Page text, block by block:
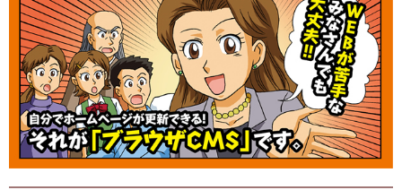
会社概要
ニュースリリース
生成AI活用セミナー